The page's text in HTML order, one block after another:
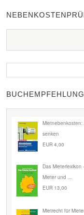
senken
EUR 4,00
Das
Mieter und ...
EUR 13,00
Mietrecht für